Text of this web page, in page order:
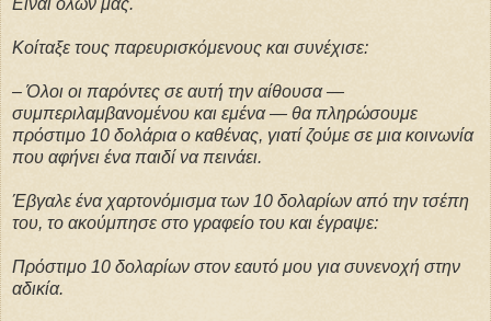
Κοίταξε τους παρευρισκόμενους και συνέχισε:
– Όλοι οι παρόντες σε αυτή την αίθουσα —
συμπεριλαμβανομένου και εμένα — θα πληρώσουμε
πρόστιμο 10 δολάρια ο καθένας, γιατί ζούμε σε μια κοινωνία
που αφήνει ένα παιδί να πεινάει.
Έβγαλε ένα χαρτονόμισμα των 10 δολαρίων από την τσέπη
του, το ακούμπησε στο γραφείο του και έγραψε:
Πρόστιμο 10 δολαρίων στον εαυτό μου για συνενοχή στην
αδικία.